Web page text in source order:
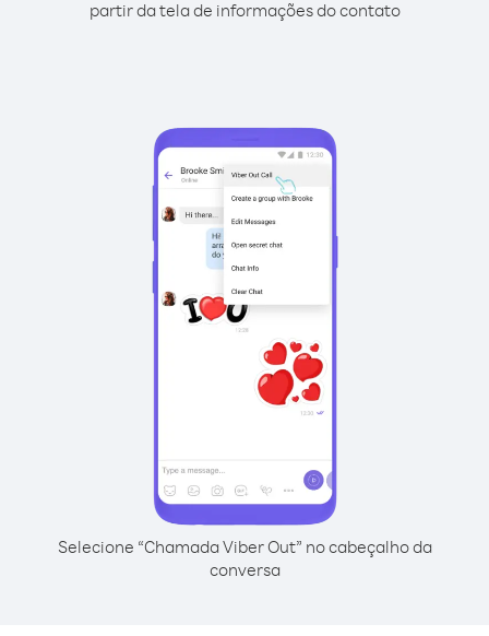
partir da tela de informações do contato
Selecione “Chamada Viber Out” no cabeçalho da
conversa